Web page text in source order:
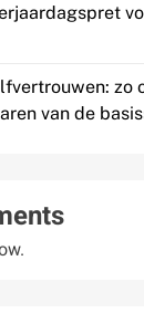
zo
van de